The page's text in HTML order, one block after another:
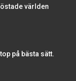
världen
på bästa sätt.